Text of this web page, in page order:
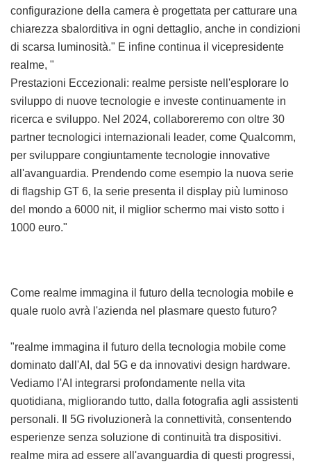
configurazione della camera è progettata per catturare una
chiarezza sbalorditiva in ogni dettaglio, anche in condizioni
di scarsa luminosità." E infine continua il vicepresidente
realme, "
Prestazioni Eccezionali: realme persiste nell'esplorare lo
sviluppo di nuove tecnologie e investe continuamente in
ricerca e sviluppo. Nel 2024, collaboreremo con oltre 30
partner tecnologici internazionali leader, come Qualcomm,
per sviluppare congiuntamente tecnologie innovative
all'avanguardia. Prendendo come esempio la nuova serie
di flagship GT 6, la serie presenta il display più luminoso
del mondo a 6000 nit, il miglior schermo mai visto sotto i
1000 euro."
Come realme immagina il futuro della tecnologia mobile e
quale ruolo avrà l'azienda nel plasmare questo futuro?
"realme immagina il futuro della tecnologia mobile come
dominato dall'AI, dal 5G e da innovativi design hardware.
Vediamo l'AI integrarsi profondamente nella vita
quotidiana, migliorando tutto, dalla fotografia agli assistenti
personali. Il 5G rivoluzionerà la connettività, consentendo
esperienze senza soluzione di continuità tra dispositivi.
realme mira ad essere all'avanguardia di questi progressi,